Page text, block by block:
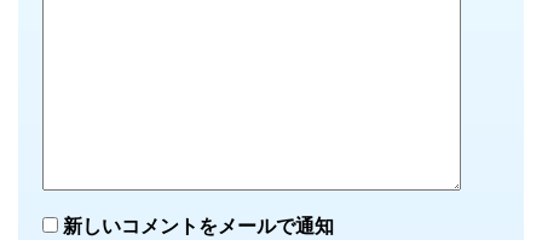
新しいコメントをメールで通知